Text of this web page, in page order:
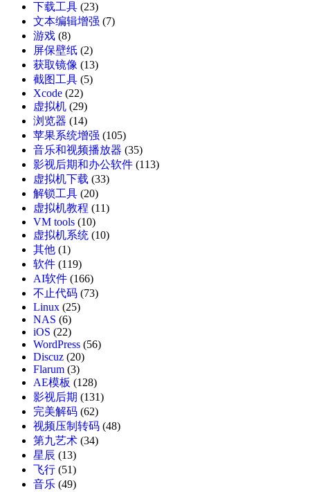
下载工具 (23)
文本编辑增强 (7)
游戏 (8)
屏保壁纸 (2)
获取镜像 (13)
截图工具 (5)
Xcode (22)
虚拟机 (29)
浏览器 (14)
苹果系统增强 (105)
音乐和视频播放器 (35)
影视后期和办公软件 (113)
虚拟机下载 (33)
解锁工具 (20)
虚拟机教程 (11)
VM tools (10)
虚拟机系统 (10)
其他 (1)
软件 (119)
AI软件 (166)
不止代码 (73)
Linux (25)
NAS (6)
iOS (22)
WordPress (56)
Discuz (20)
Flarum (3)
AE模板 (128)
影视后期 (131)
完美解码 (62)
视频压制转码 (48)
第九艺术 (34)
星辰 (13)
飞行 (51)
音乐 (49)